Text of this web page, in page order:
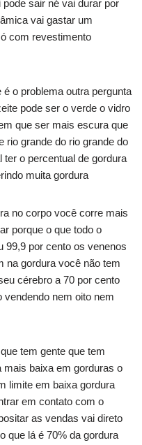
sair né vai durar por
vai gastar um
com revestimento
o problema outra pergunta
pode ser o verde o vidro
que ser mais escura que
rio grande do rio grande do
ter o percentual de gordura
muita gordura
no corpo você corre mais
porque o que todo o
99,9 por cento os venenos
na gordura você não tem
cérebro a 70 por cento
vendendo nem oito nem
tem gente que tem
baixa em gorduras o
limite em baixa gordura
em contato com o
as vendas vai direto
que lá é 70% da gordura